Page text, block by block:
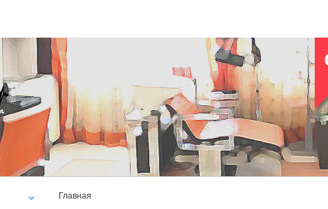
Главная